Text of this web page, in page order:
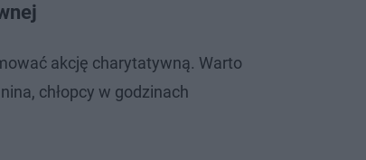
akcję charytatywną. Warto
chłopcy w godzinach